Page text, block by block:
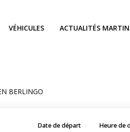
VÉHICULES ACTUALITÉS
BERLINGO
Date de départ Heure de